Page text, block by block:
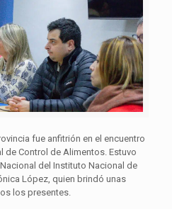
fue anfitrión en el encuentro
de Control de Alimentos. Estuvo
del Instituto Nacional de
López, quien brindó unas
los presentes.